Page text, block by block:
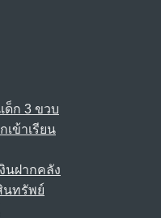
ด็ก 3 ขวบ
เข้าเรียน
นฝากคลัง
นทรัพย์